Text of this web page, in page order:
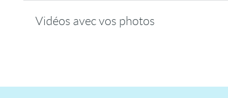
Vidéos avec vos photos